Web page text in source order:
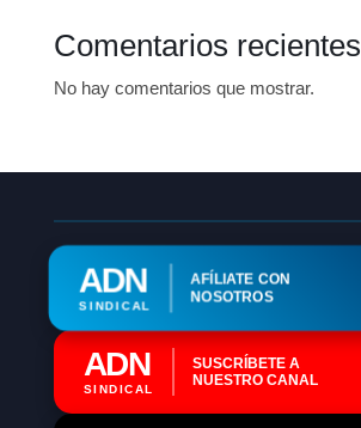
Comentarios recientes
No hay comentarios que mostrar.
ADN
SINDICAL
AFÍLIATE CON
NOSOTROS
ADN
SINDICAL
SUSCRÍBETE A
NUESTRO CANAL